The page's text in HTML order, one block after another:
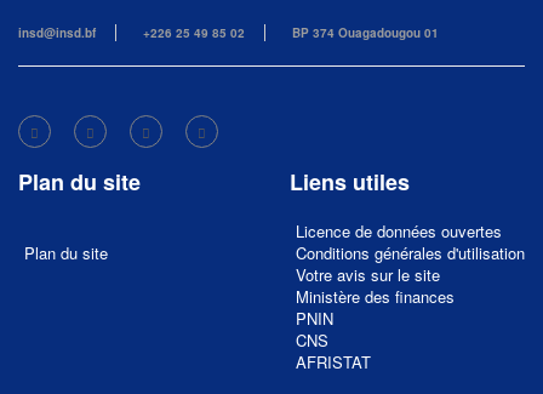
insd@insd.bf +226 25 49 85 02 BP 374 Ouagadougou 01
Plan du site
Plan du site
Liens utiles
Licence de données ouvertes
Conditions générales d'utilisation
Votre avis sur le site
Ministère des finances
PNIN
CNS
AFRISTAT